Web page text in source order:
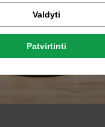
Rašyti atsiliepimą
Rašyti atsiliepimą
Facebook
Valdyti
Patvirtinti